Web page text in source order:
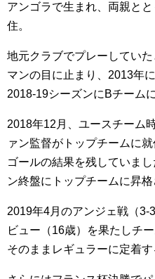
アンゴラで生まれ、両親と
住。
地元クラブでプレーしてい
マンの目に止まり、2013年
2018-19シーズンにBチームに
2018年12月、ユースチーム
ァン監督がトップチームに
ゴールの結果を残していま
ン終盤にトップチームに昇格
2019年4月のアンジェ戦（3-
ビュー（16歳）を果たしチ
そのままレギュラーに定着